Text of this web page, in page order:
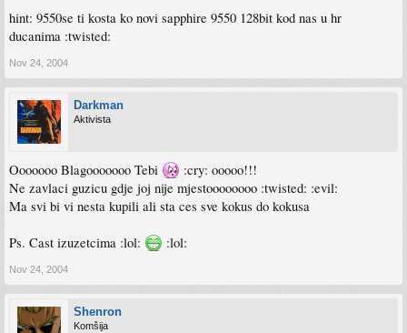
hint: 9550se ti kosta ko novi sapphire 9550 128bit kod nas u hr
ducanima :twisted:
Nov 24, 2004
Darkman
Aktivista
Ooooooo Blagooooooo Tebi
:cry: ooooo!!!
Ne zavlaci guzicu gdje joj nije mjestoooooooo :twisted: :evil:
Ma svi bi vi nesta kupili ali sta ces sve kokus do kokusa
Ps. Cast izuzetcima :lol: :lol:
Nov 24, 2004
Shenron
Komšija